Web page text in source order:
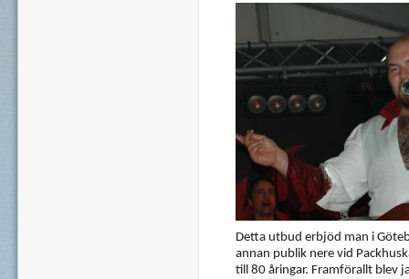
Detta utbud erbjöd man i
annan publik nere vid
till 80 åringar. Framförallt blev